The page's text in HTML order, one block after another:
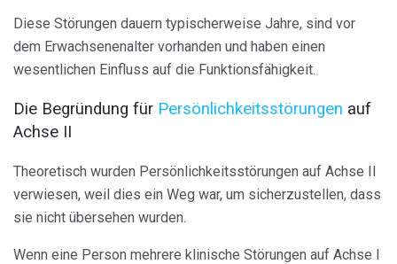
Diese Störungen dauern typischerweise Jahre, sind vor
dem Erwachsenenalter vorhanden und haben einen
wesentlichen Einfluss auf die Funktionsfähigkeit.
Die Begründung für Persönlichkeitsstörungen auf
Achse II
Theoretisch wurden Persönlichkeitsstörungen auf Achse II
verwiesen, weil dies ein Weg war, um sicherzustellen, dass
sie nicht übersehen wurden.
Wenn eine Person mehrere klinische Störungen auf Achse I